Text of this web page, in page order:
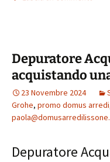
b
k
tt er
Depuratore
acquistando
23 Novembre 2024
Grohe, promo domus arredi
Depuratore